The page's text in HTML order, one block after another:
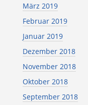
März 2019
Februar 2019
Januar 2019
Dezember 2018
November 2018
Oktober 2018
September 2018